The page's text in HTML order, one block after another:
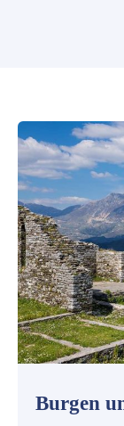
Burgen